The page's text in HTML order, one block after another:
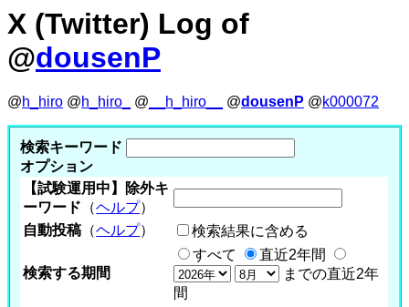
X (Twitter) Log of
@dousenP
@h_hiro @h_hiro_ @ __h_hiro__ @dousenP @k000072
検索キーワード
オプション
【試験運用中】除外キ
ーワード （ヘルプ）
自動投稿 （ヘルプ） 検索結果に含める
検索する期間
すべて
直近2年間
までの直近2年
間